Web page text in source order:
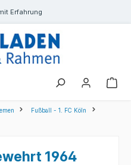
Erfahrung
Fußball - 1. FC Köln
1964